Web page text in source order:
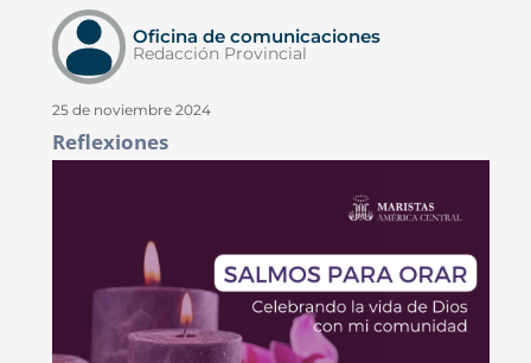
Oficina de comunicaciones
Redacción Provincial
25 de noviembre 2024
Reflexiones